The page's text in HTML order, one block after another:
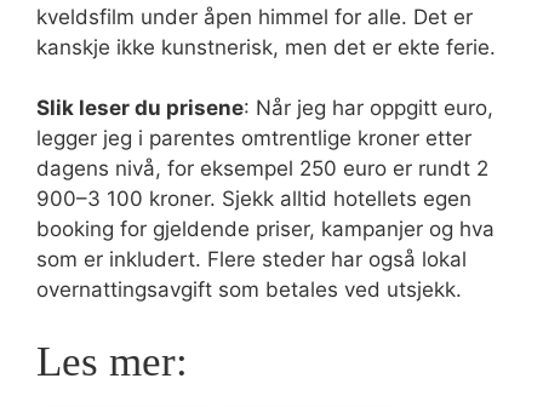
kveldsfilm under åpen himmel for alle. Det er
kanskje ikke kunstnerisk, men det er ekte ferie.
Slik leser du prisene: Når jeg har oppgitt euro,
legger jeg i parentes omtrentlige kroner etter
dagens nivå, for eksempel 250 euro er rundt 2
900–3 100 kroner. Sjekk alltid hotellets egen
booking for gjeldende priser, kampanjer og hva
som er inkludert. Flere steder har også lokal
overnattingsavgift som betales ved utsjekk.
Les mer: